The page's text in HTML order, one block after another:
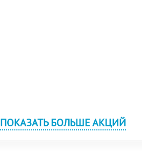
ПОКАЗАТЬ БОЛЬШЕ АКЦИЙ